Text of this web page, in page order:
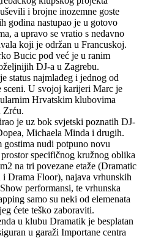
i brojne inozemne goste
godina nastupao je u gotovo
a upravo se vratio s nedavno
koji je održan u Francuskoj.
Bucic pod već je u ranim
DJ-a u Zagrebu.
status najmlađeg i jednog od
sceni. U svojoj karijeri Marc je
Hrvatskim klubovima
Zrću.
je uz bok svjetski poznatih DJ-
Michaela Minda i drugih.
nudi potpuno novu
specifičnog kružnog oblika
na tri povezane etaže (Dramatic
Drama Floor), najava vrhunskih
performansi, te vrhunska
samo su neki od elemenata
ćete teško zaboraviti.
u klubu Dramatik je besplatan
u garaži Importane centra